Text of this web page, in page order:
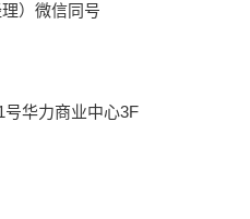
）微信同号
华力商业中心3F